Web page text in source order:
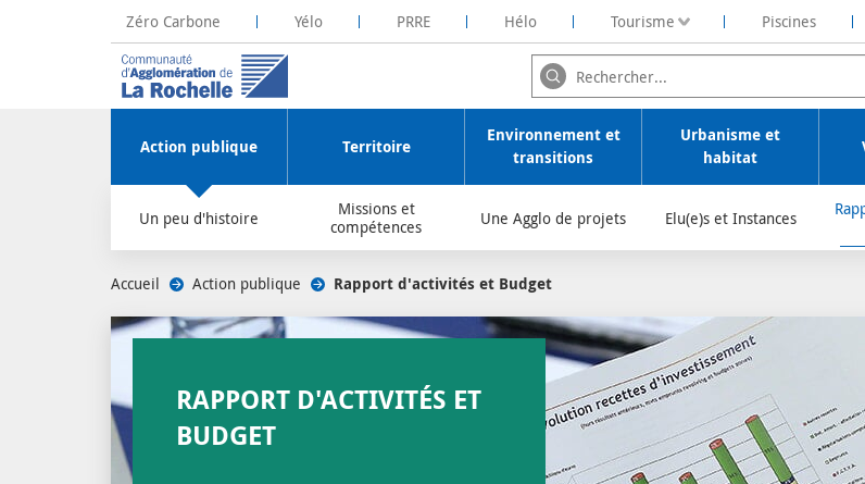
Zéro Carbone
La Rochelle Territoire Zéro Carbone
Yélo PRRE
Plateforme Rochelaise de Rénovation Energétique
Hélo Tourisme Piscines
Action publique
Un peu d'histoire
Missions et
compétences
Une Agglo de projets Elu(e)s et Instances
Territoire
Environnement et
transitions
Urbanisme et
habitat
Accueil Action publique Rapport d'activités et Budget
RAPPORT D'ACTIVITÉS ET
BUDGET